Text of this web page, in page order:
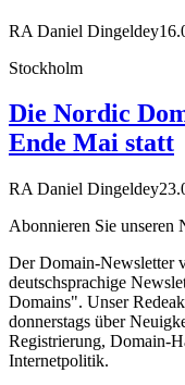
RA Daniel Dingeldey
Stockholm
Die Nordic
Ende Mai statt
RA Daniel Dingeldey
Abonnieren Sie unseren
Der Domain-Newsletter
deutschsprachige
Domains". Unser
donnerstags über
Registrierung, Domain-
Internetpolitik.